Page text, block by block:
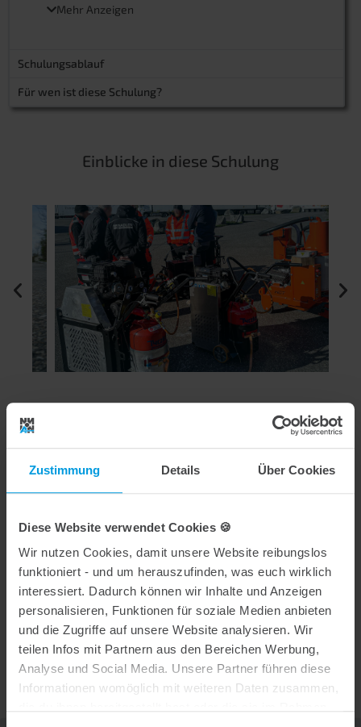
Zustimmung Details Über Cookies
Diese Website verwendet Cookies 🍪
Wir nutzen Cookies, damit unsere Website reibungslos
funktioniert - und um herauszufinden, was euch wirklich
interessiert. Dadurch können wir Inhalte und Anzeigen
personalisieren, Funktionen für soziale Medien anbieten
und die Zugriffe auf unsere Website analysieren. Wir
teilen Infos mit Partnern aus den Bereichen Werbung,
Analyse und Social Media. Unsere Partner führen diese
Informationen womöglich mit weiteren Daten zusammen,
Kaltverguss für Kleinstmaßnahmen
Sanierungsmethoden selbst erkennen und umsetzen
Gerne können wir den Inhalt der Schulung auch auf
eure individuellen Bedürfnisse abstimmen.
Mehr Anzeigen
Schulungsablauf
Für wen ist diese Schulung?
Einblicke in diese Schulung
Risseverguss waren wir sehr zufrieden. Das
weiterhelfen."
Stadt Wedel
Theorie & Praxis